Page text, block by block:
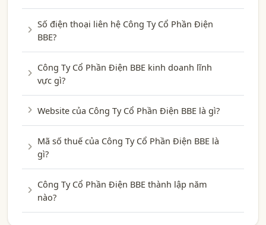
Số điện thoại liên hệ Công Ty Cổ Phần Điện
BBE?
Công Ty Cổ Phần Điện BBE kinh doanh lĩnh
vực gì?
Website của Công Ty Cổ Phần Điện BBE là gì?
Mã số thuế của Công Ty Cổ Phần Điện BBE là
gì?
Công Ty Cổ Phần Điện BBE thành lập năm
nào?